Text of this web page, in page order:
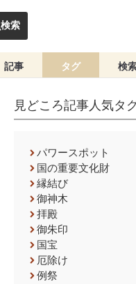
検索
記事 タグ 検
見どころ記事人気タ
パワースポット
国の重要文化財
縁結び
御神木
拝殿
御朱印
国宝
厄除け
例祭